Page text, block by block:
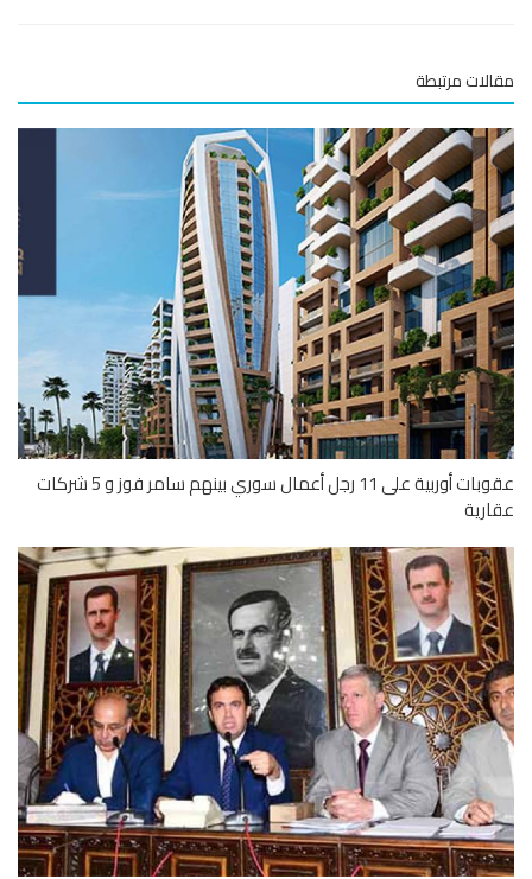
مرتبطة
عقوبات أوربية على 11 رجل أعمال سوري بينهم سامر فوز و 5 شركات